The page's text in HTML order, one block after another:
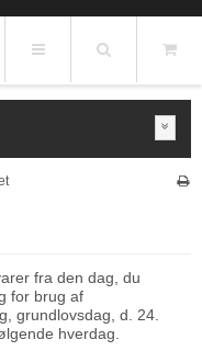
fra den dag, du
for brug af
grundlovsdag, d. 24.
hverdag.